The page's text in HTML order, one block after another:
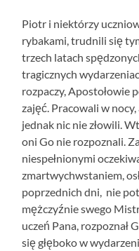
Piotr i niektórzy
rybakami, trudnili się
trzech latach
tragicznych
rozpaczy, Apostołowie
zajęć. Pracowali w
jednak nic nie złowili.
oni Go nie rozpoznali.
niespełnionymi
zmartwychwstaniem,
poprzednich dni, nie
mężczyźnie swego
uczeń Pana, rozpoznał
się głęboko w